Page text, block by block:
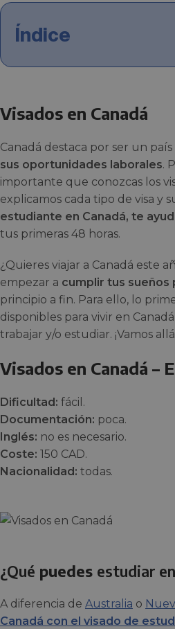
Índice
Visados en Canadá
Canadá destaca por ser un país
sus oportunidades laborales.
importante que conozcas los
explicamos cada tipo de visa y
estudiante en Canadá, te
tus primeras 48 horas.
¿Quieres viajar a Canadá este
empezar a cumplir tus sueños
principio a fin. Para ello, lo
disponibles para vivir en
trabajar y/o estudiar. ¡Vamos
Visados en Canadá –
Dificultad: fácil.
Documentación: poca.
Inglés: no es necesario.
Coste: 150 CAD.
Nacionalidad: todas.
¿Qué puedes estudiar
A diferencia de Australia o
Canadá con el visado de